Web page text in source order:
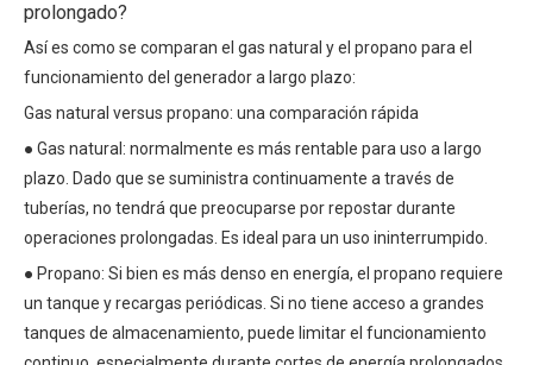
prolongado?
Así es como se comparan el gas natural y el propano para el
funcionamiento del generador a largo plazo:
Gas natural versus propano: una comparación rápida
● Gas natural: normalmente es más rentable para uso a largo
plazo. Dado que se suministra continuamente a través de
tuberías, no tendrá que preocuparse por repostar durante
operaciones prolongadas. Es ideal para un uso ininterrumpido.
● Propano: Si bien es más denso en energía, el propano requiere
un tanque y recargas periódicas. Si no tiene acceso a grandes
tanques de almacenamiento, puede limitar el funcionamiento